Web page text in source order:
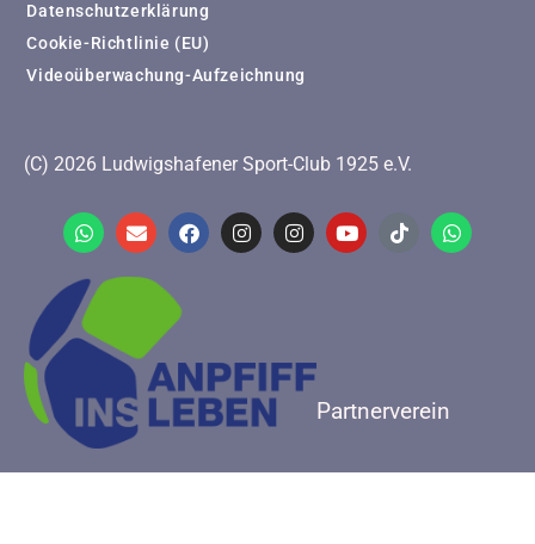
Datenschutzerklärung
Cookie-Richtlinie (EU)
Videoüberwachung-Aufzeichnung
(C) 2026 Ludwigshafener Sport-Club 1925 e.V.
Partnerverein